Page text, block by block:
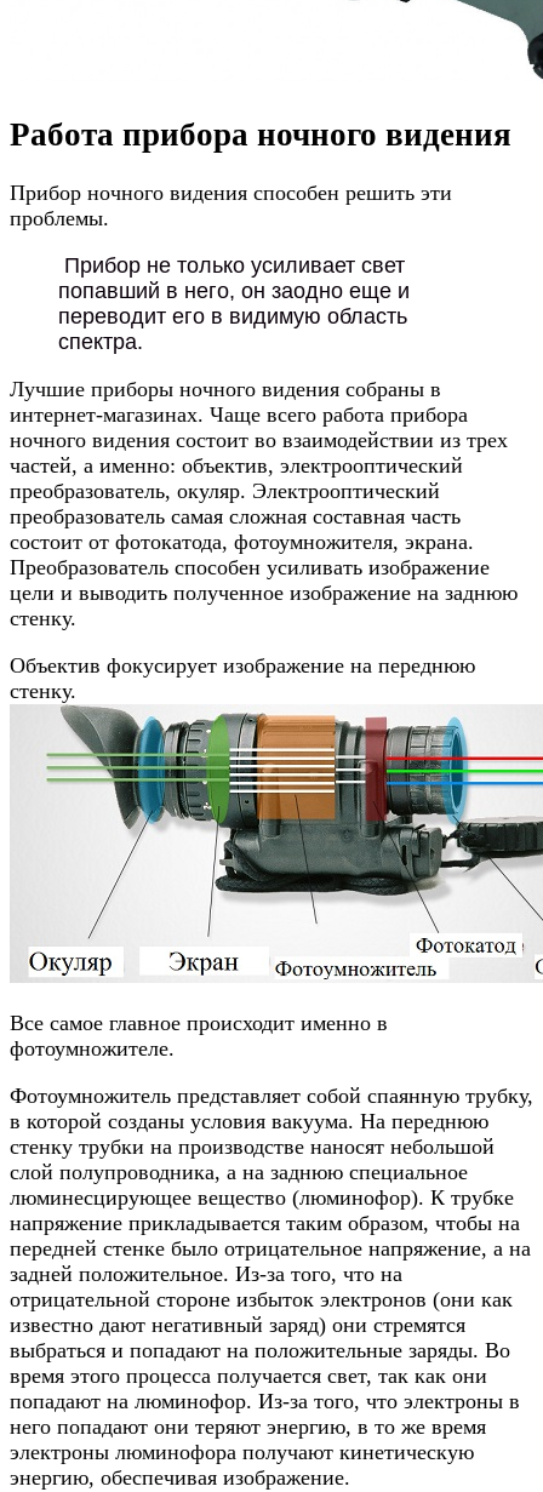
Работа прибора ночного видения
Прибор ночного видения способен решить эти
проблемы.
Прибор не только усиливает свет
попавший в него, он заодно еще и
переводит его в видимую область
спектра.
Лучшие приборы ночного видения собраны в
интернет-магазинах. Чаще всего работа прибора
ночного видения состоит во взаимодействии из трех
частей, а именно: объектив, электрооптический
преобразователь, окуляр. Электрооптический
преобразователь самая сложная составная часть
состоит от фотокатода, фотоумножителя, экрана.
Преобразователь способен усиливать изображение
цели и выводить полученное изображение на заднюю
стенку.
Объектив фокусирует изображение на переднюю
стенку.
Все самое главное происходит именно в
фотоумножителе.
Фотоумножитель представляет собой спаянную трубку,
в которой созданы условия вакуума. На переднюю
стенку трубки на производстве наносят небольшой
слой полупроводника, а на заднюю специальное
люминесцирующее вещество (люминофор). К трубке
напряжение прикладывается таким образом, чтобы на
передней стенке было отрицательное напряжение, а на
задней положительное. Из-за того, что на
отрицательной стороне избыток электронов (они как
известно дают негативный заряд) они стремятся
выбраться и попадают на положительные заряды. Во
время этого процесса получается свет, так как они
попадают на люминофор. Из-за того, что электроны в
него попадают они теряют энергию, в то же время
электроны люминофора получают кинетическую
энергию, обеспечивая изображение.